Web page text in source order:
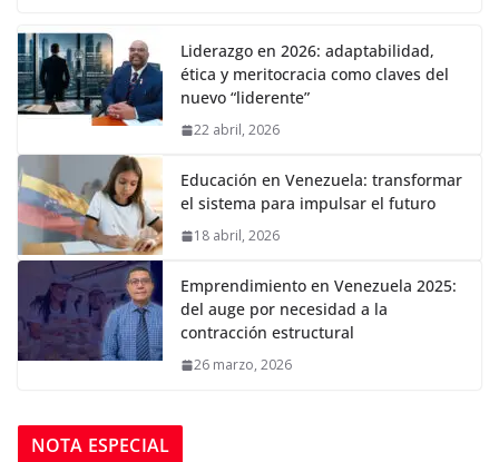
Liderazgo en 2026: adaptabilidad,
ética y meritocracia como claves del
nuevo “liderente”
22 abril, 2026
Educación en Venezuela: transformar
el sistema para impulsar el futuro
18 abril, 2026
Emprendimiento en Venezuela 2025:
del auge por necesidad a la
contracción estructural
26 marzo, 2026
NOTA ESPECIAL